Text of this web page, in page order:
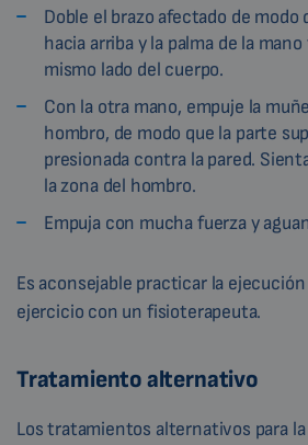
Doble el brazo afectado de modo
hacia arriba y la palma de la
mismo lado del cuerpo.
Con la otra mano, empuje la
hombro, de modo que la parte
presionada contra la pared.
la zona del hombro.
Empuja con mucha fuerza y
Es aconsejable practicar la
ejercicio con un fisioterapeuta.
Tratamiento alternativo
Los tratamientos alternativos para